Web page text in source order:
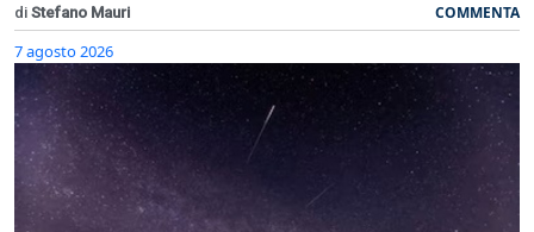
di Stefano Mauri COMMENTA
7 agosto 2026